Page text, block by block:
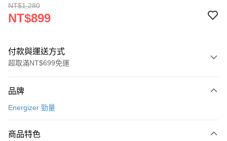
NT$1,280
NT$899
付款與運送方式
超取滿NT$699免運
信用卡一次付款
3 期 0 利率 每期
品牌
Energizer 勁量
商品特色